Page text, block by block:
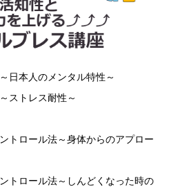
日本人のメンタル特性～
ストレス耐性～
トロール法～身体からのアプロー
トロール法～しんどくなった時の